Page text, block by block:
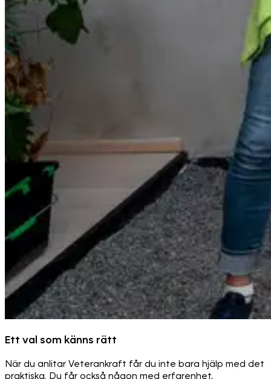
Ett val som känns rätt
När du anlitar Veterankraft får du inte bara hjälp med det
praktiska. Du får också någon med erfarenhet,